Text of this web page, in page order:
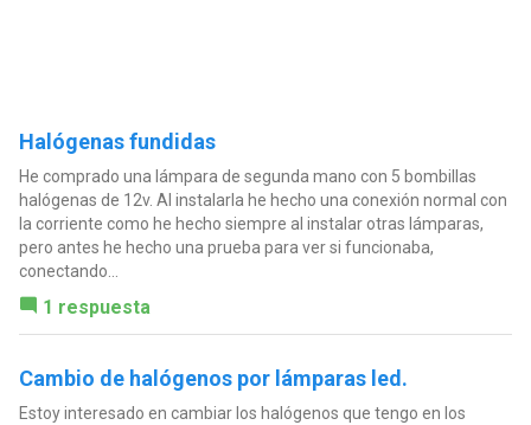
Halógenas fundidas
He comprado una lámpara de segunda mano con 5 bombillas
halógenas de 12v. Al instalarla he hecho una conexión normal con
la corriente como he hecho siempre al instalar otras lámparas,
pero antes he hecho una prueba para ver si funcionaba,
conectando...
1 respuesta
Cambio de halógenos por lámparas led.
Estoy interesado en cambiar los halógenos que tengo en los